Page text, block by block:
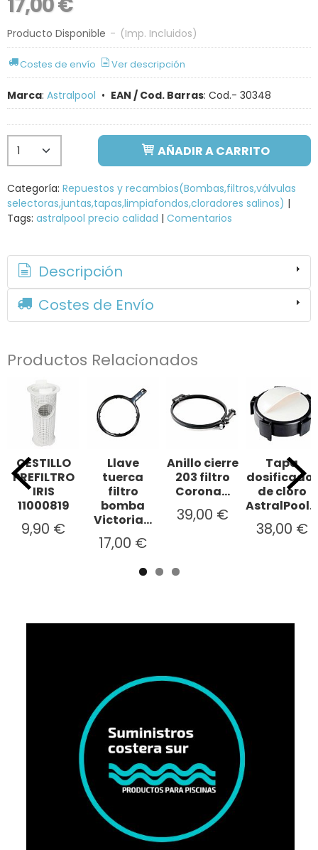
Producto Disponible - (Imp. Incluidos)
Costes de envío Ver descripción
Marca: Astralpool • EAN / Cod. Barras: Cod.- 30348
AÑADIR A CARRITO
Categoría: Repuestos y recambios(Bombas,filtros,válvulas
selectoras,juntas,tapas,limpiafondos,cloradores salinos) |
Tags: astralpool precio calidad | Comentarios
Descripción
Costes de Envío
Productos Relacionados
CESTILLO
PREFILTRO
IRIS
11000819
9,90 €
Llave
tuerca
filtro
bomba
Victoria...
17,00 €
Anillo cierre
203 filtro
Corona...
39,00 €
Tapa
dosificador
de cloro
AstralPool...
38,00 €